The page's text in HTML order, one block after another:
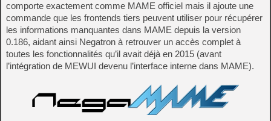
comporte exactement comme MAME officiel mais il ajoute une
commande que les frontends tiers peuvent utiliser pour récupérer
les informations manquantes dans MAME depuis la version
0.186, aidant ainsi Negatron à retrouver un accès complet à
toutes les fonctionnalités qu’il avait déjà en 2015 (avant
l’intégration de MEWUI devenu l’interface interne dans MAME).